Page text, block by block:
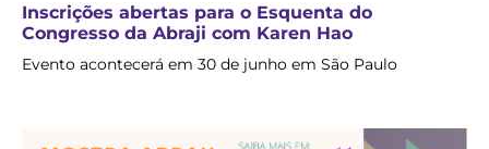
Inscrições abertas para o Esquenta do
Congresso da Abraji com Karen Hao
Evento acontecerá em 30 de junho em São Paulo